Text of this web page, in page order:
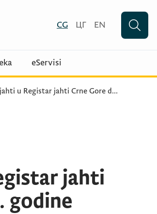
CG ЦГ EN
eServisi
u Registar jahti Crne Gore d...
jahti
godine